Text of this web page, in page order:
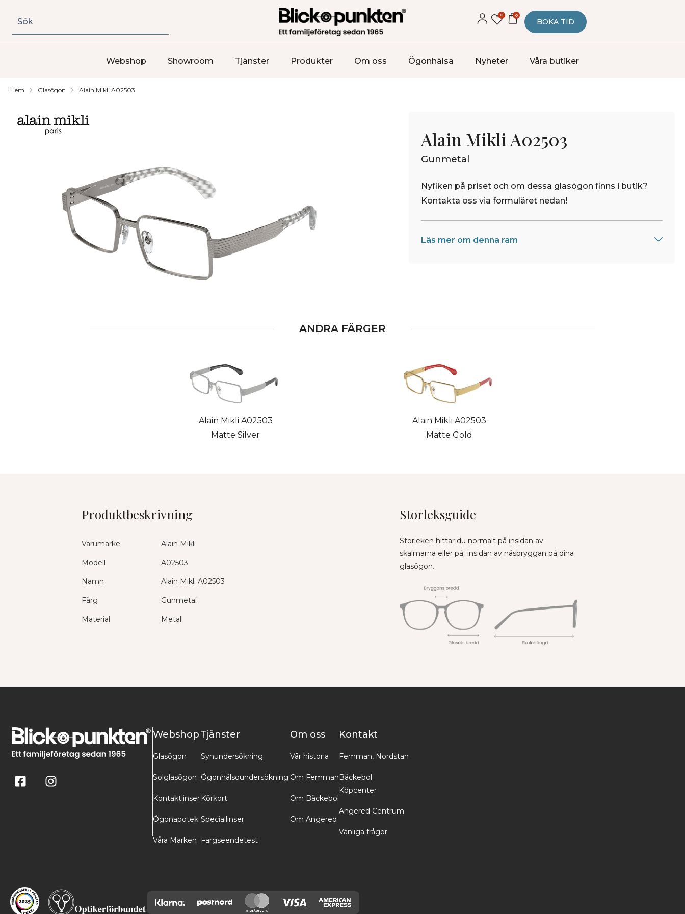
Sök
0 0
BOKA TID
Webshop Showroom Tjänster Produkter Om oss Ögonhälsa Nyheter Våra butiker
Hem Glasögon Alain Mikli A02503
Alain Mikli A02503
Gunmetal
Nyfiken på priset och om dessa glasögon finns i butik?
Kontakta oss via formuläret nedan!
Läs mer om denna ram
ANDRA FÄRGER
Alain Mikli A02503
Matte Silver
Alain Mikli A02503
Matte Gold
Produktbeskrivning
Varumärke Alain Mikli
Modell A02503
Namn Alain Mikli A02503
Färg Gunmetal
Material Metall
Storleksguide
Storleken hittar du normalt på insidan av
skalmarna eller på insidan av näsbryggan på dina
glasögon.
Webshop
Glasögon
Solglasögon
Kontaktlinser
Ögonapotek
Våra Märken
Tjänster
Synundersökning
Ögonhälsoundersökning
Körkort
Speciallinser
Färgseendetest
Om oss
Vår historia
Om Femman
Om Bäckebol
Om Angered
Kontakt
Femman, Nordstan
Bäckebol
Köpcenter
Angered Centrum
Vanliga frågor